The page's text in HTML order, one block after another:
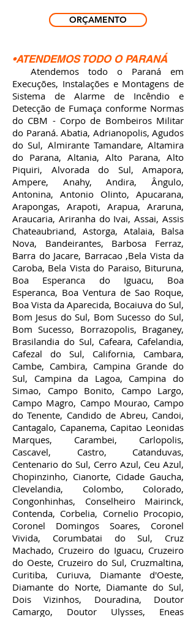
ORÇAMENTO
•ATENDEMOS TODO O PARANÁ
Atendemos todo o Paraná em
Execuções, Instalações e Montagens de
Sistema de Alarme de Incêndio e
Detecção de Fumaça conforme Normas
do CBM - Corpo de Bombeiros Militar
do Paraná. Abatia, Adrianopolis, Agudos
do Sul, Almirante Tamandare, Altamira
do Parana, Altania, Alto Parana, Alto
Piquiri, Alvorada do Sul, Amapora,
Ampere, Anahy, Andira, Ângulo,
Antonina, Antonio Olinto, Apucarana,
Arapongas, Arapoti, Arapua, Araruna,
Araucaria, Ariranha do Ivai, Assai, Assis
Chateaubriand, Astorga, Atalaia, Balsa
Nova, Bandeirantes, Barbosa Ferraz,
Barra do Jacare, Barracao ,Bela Vista da
Caroba, Bela Vista do Paraiso, Bituruna,
Boa Esperanca do Iguacu, Boa
Esperanca, Boa Ventura de Sao Roque,
Boa Vista da Aparecida, Bocaiuva do Sul,
Bom Jesus do Sul, Bom Sucesso do Sul,
Bom Sucesso, Borrazopolis, Braganey,
Brasilandia do Sul, Cafeara, Cafelandia,
Cafezal do Sul, California, Cambara,
Cambe, Cambira, Campina Grande do
Sul, Campina da Lagoa, Campina do
Simao, Campo Bonito, Campo Largo,
Campo Magro, Campo Mourao, Campo
do Tenente, Candido de Abreu, Candoi,
Cantagalo, Capanema, Capitao Leonidas
Marques, Carambei, Carlopolis,
Cascavel, Castro, Catanduvas,
Centenario do Sul, Cerro Azul, Ceu Azul,
Chopinzinho, Cianorte, Cidade Gaucha,
Clevelandia, Colombo, Colorado,
Congonhinhas, Conselheiro Mairinck,
Contenda, Corbelia, Cornelio Procopio,
Coronel Domingos Soares, Coronel
Vivida, Corumbatai do Sul, Cruz
Machado, Cruzeiro do Iguacu, Cruzeiro
do Oeste, Cruzeiro do Sul, Cruzmaltina,
Curitiba, Curiuva, Diamante d'Oeste,
Diamante do Norte, Diamante do Sul,
Dois Vizinhos, Douradina, Doutor
Camargo, Doutor Ulysses, Eneas